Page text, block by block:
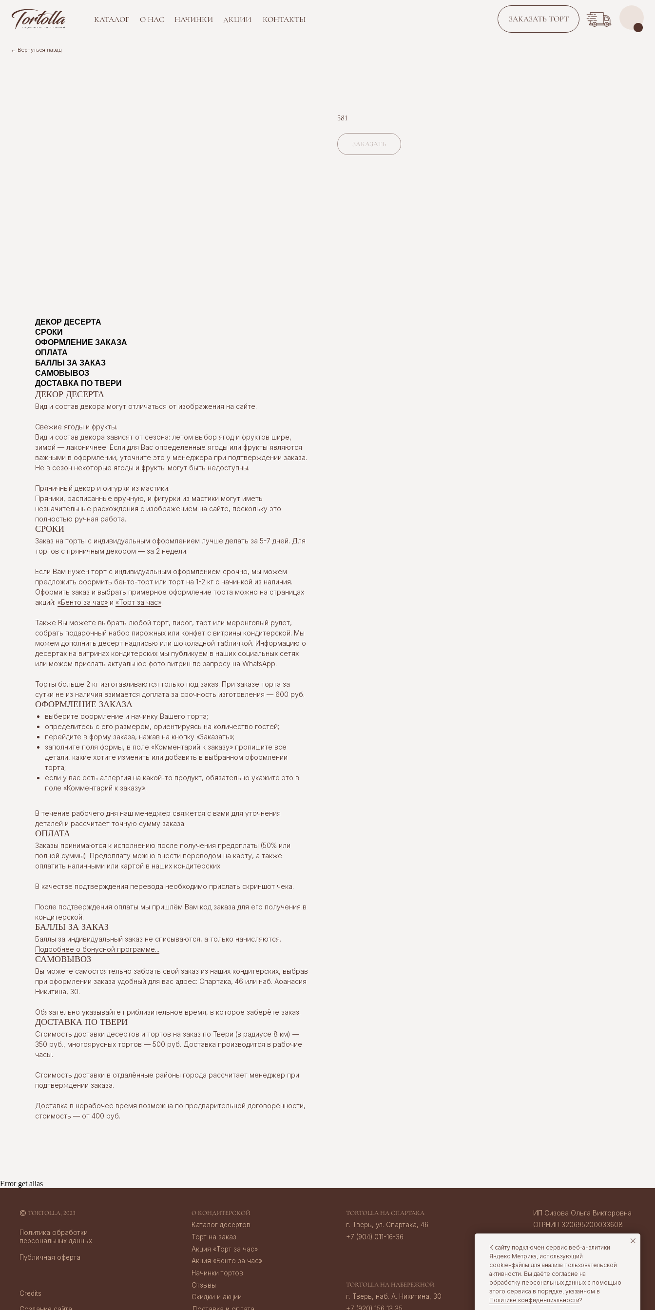
КАТАЛОГ О НАС НАЧИНКИ АКЦИИ КОНТАКТЫ ЗАКАЗАТЬ ТОРТ
581
ЗАКАЗАТЬ
ДЕКОР ДЕСЕРТА
СРОКИ
ОФОРМЛЕНИЕ ЗАКАЗА
ОПЛАТА
БАЛЛЫ ЗА ЗАКАЗ
САМОВЫВОЗ
ДОСТАВКА ПО ТВЕРИ
ДЕКОР ДЕСЕРТА
Вид и состав декора могут отличаться от изображения на сайте.
Свежие ягоды и фрукты.
Вид и состав декора зависят от сезона: летом выбор ягод и фруктов шире,
зимой — лаконичнее. Если для Вас определенные ягоды или фрукты являются
важными в оформлении, уточните это у менеджера при подтверждении заказа.
Не в сезон некоторые ягоды и фрукты могут быть недоступны.
Пряничный декор и фигурки из мастики.
Пряники, расписанные вручную, и фигурки из мастики могут иметь
незначительные расхождения с изображением на сайте, поскольку это
полностью ручная работа.
СРОКИ
Заказ на торты с индивидуальным оформлением лучше делать за 5-7 дней. Для
тортов с пряничным декором — за 2 недели.
Если Вам нужен торт с индивидуальным оформлением срочно, мы можем
предложить оформить бенто-торт или торт на 1-2 кг с начинкой из наличия.
Оформить заказ и выбрать примерное оформление торта можно на страницах
акций: «Бенто за час» и «Торт за час».
Также Вы можете выбрать любой торт, пирог, тарт или меренговый рулет,
собрать подарочный набор пирожных или конфет с витрины кондитерской. Мы
можем дополнить десерт надписью или шоколадной табличкой. Информацию о
десертах на витринах кондитерских мы публикуем в наших социальных сетях
или можем прислать актуальное фото витрин по запросу на WhatsApp.
Торты больше 2 кг изготавливаются только под заказ. При заказе торта за
сутки не из наличия взимается доплата за срочность изготовления — 600 руб.
ОФОРМЛЕНИЕ ЗАКАЗА
выберите оформление и начинку Вашего торта;
определитесь с его размером, ориентируясь на количество гостей;
перейдите в форму заказа, нажав на кнопку «Заказать»;
заполните поля формы, в поле «Комментарий к заказу» пропишите все
детали, какие хотите изменить или добавить в выбранном оформлении
торта;
если у вас есть аллергия на какой-то продукт, обязательно укажите это в
поле «Комментарий к заказу».
В течение рабочего дня наш менеджер свяжется с вами для уточнения
деталей и рассчитает точную сумму заказа.
ОПЛАТА
Заказы принимаются к исполнению после получения предоплаты (50% или
полной суммы). Предоплату можно внести переводом на карту, а также
оплатить наличными или картой в наших кондитерских.
В качестве подтверждения перевода необходимо прислать скриншот чека.
После подтверждения оплаты мы пришлём Вам код заказа для его получения в
кондитерской.
БАЛЛЫ ЗА ЗАКАЗ
Баллы за индивидуальный заказ не списываются, а только начисляются.
Подробнее о бонусной программе...
САМОВЫВОЗ
Вы можете самостоятельно забрать свой заказ из наших кондитерских, выбрав
при оформлении заказа удобный для вас адрес: Спартака, 46 или наб. Афанасия
Никитина, 30.
Обязательно указывайте приблизительное время, в которое заберёте заказ.
ДОСТАВКА ПО ТВЕРИ
Стоимость доставки десертов и тортов на заказ по Твери (в радиусе 8 км) —
350 руб., многоярусных тортов — 500 руб. Доставка производится в рабочие
часы.
Стоимость доставки в отдалённые районы города рассчитает менеджер при
подтверждении заказа.
Доставка в нерабочее время возможна по предварительной договорённости,
стоимость — от 400 руб.
Error get alias
К сайту подключен сервис веб-аналитики
Яндекс Метрика, использующий
cookie-файлы для анализа пользовательской
активности. Вы даёте согласие на
обработку персональных данных с помощью
этого сервиса в порядке, указанном в
Политике конфиденциальности?
TORTOLLA, 2023
персональных данных
Торт на заказ